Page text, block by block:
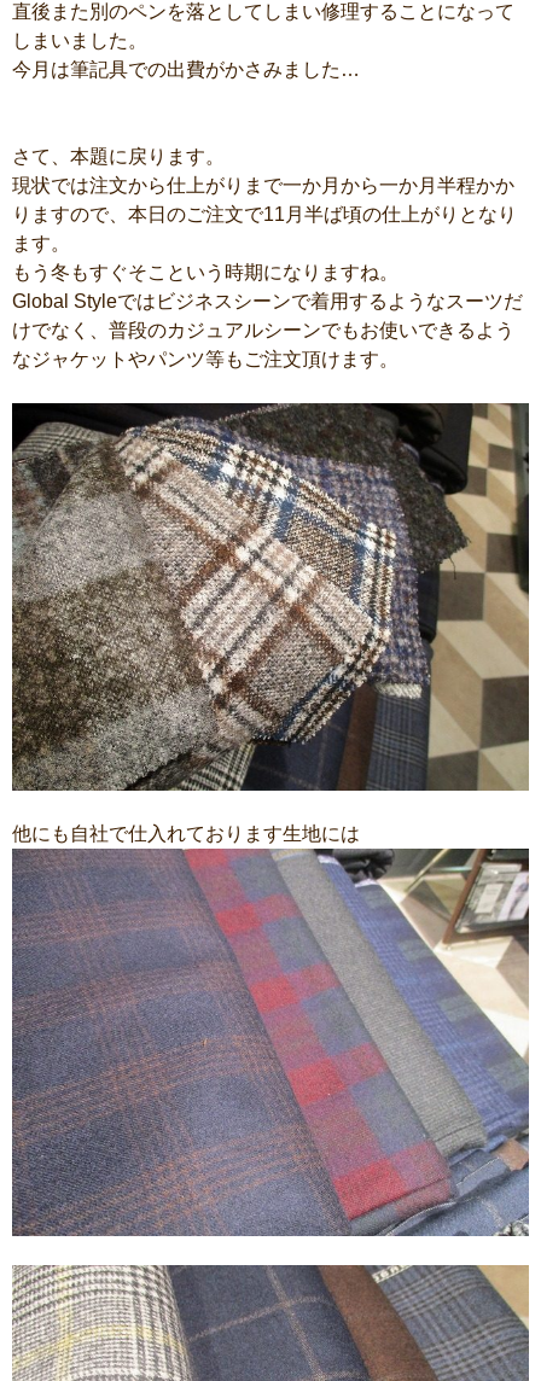
直後また別のペンを落としてしまい修理することになって
しまいました。
今月は筆記具での出費がかさみました…
さて、本題に戻ります。
現状では注文から仕上がりまで一か月から一か月半程かか
りますので、本日のご注文で11月半ば頃の仕上がりとなり
ます。
もう冬もすぐそこという時期になりますね。
Global Styleではビジネスシーンで着用するようなスーツだ
けでなく、普段のカジュアルシーンでもお使いできるよう
なジャケットやパンツ等もご注文頂けます。
他にも自社で仕入れております生地には